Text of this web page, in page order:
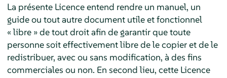
La présente Licence entend rendre un manuel, un
guide ou tout autre document utile et fonctionnel
« libre » de tout droit afin de garantir que toute
personne soit effectivement libre de le copier et de le
redistribuer, avec ou sans modification, à des fins
commerciales ou non. En second lieu, cette Licence